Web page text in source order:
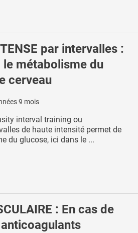
par intervalles :
métabolisme du
cerveau
9 mois
interval training ou
de haute intensité permet de
du glucose, ici dans le ...
: En cas de